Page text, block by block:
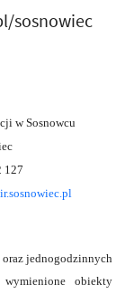
sosnowiec
w Sosnowcu
127
oraz jednogodzinnych
obiekty